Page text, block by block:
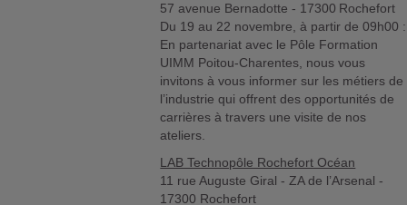
57 avenue Bernadotte - 17300 Rochefort
Du 19 au 22 novembre, à partir de 09h00 :
En partenariat avec le Pôle Formation
UIMM Poitou-Charentes, nous vous
invitons à vous informer sur les métiers de
l’industrie qui offrent des opportunités de
carrières à travers une visite de nos
ateliers.
LAB Technopôle Rochefort Océan
11 rue Auguste Giral - ZA de l’Arsenal -
17300 Rochefort